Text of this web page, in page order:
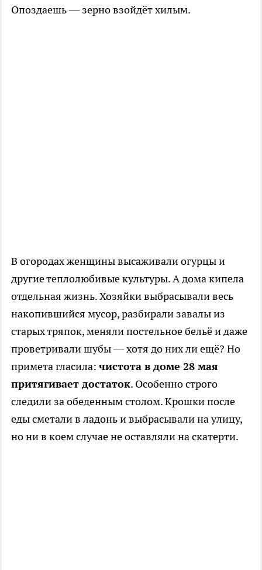
Опоздаешь — зерно взойдёт хилым.
В огородах женщины высаживали огурцы и
другие теплолюбивые культуры. А дома кипела
отдельная жизнь. Хозяйки выбрасывали весь
накопившийся мусор, разбирали завалы из
старых тряпок, меняли постельное бельё и даже
проветривали шубы — хотя до них ли ещё? Но
примета гласила: чистота в доме 28 мая
притягивает достаток. Особенно строго
следили за обеденным столом. Крошки после
еды сметали в ладонь и выбрасывали на улицу,
но ни в коем случае не оставляли на скатерти.